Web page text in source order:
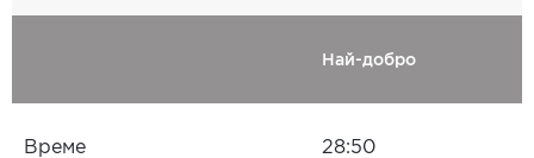
Най-добро
Време 28:50